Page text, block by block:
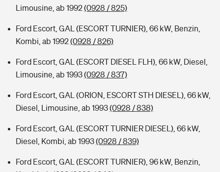
Limousine, ab 1992(0928 / 825)
Ford Escort, GAL (ESCORT TURNIER), 66 kW, Benzin,
Kombi, ab 1992(0928 / 826)
Ford Escort, GAL (ESCORT DIESEL FLH), 66 kW, Diesel,
Limousine, ab 1993(0928 / 837)
Ford Escort, GAL (ORION, ESCORT STH DIESEL), 66 kW,
Diesel, Limousine, ab 1993(0928 / 838)
Ford Escort, GAL (ESCORT TURNIER DIESEL), 66 kW,
Diesel, Kombi, ab 1993(0928 / 839)
Ford Escort, GAL (ESCORT TURNIER), 96 kW, Benzin,